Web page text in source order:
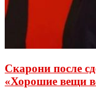
Скарони после
«Хорошие вещи